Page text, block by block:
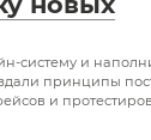
систему и
принципы
и